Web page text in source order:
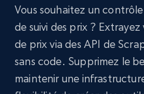
Vous souhaitez un
de suivi des prix ?
de prix via des API de
sans code. Supprimez le
maintenir une